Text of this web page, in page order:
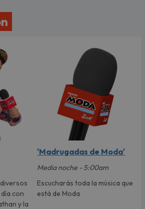
con
y la
'Madrugadas de Moda'
Media noche - 5:00am
Escucharás toda la música que
está de Moda